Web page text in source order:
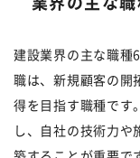
建設業界の主な職種
職は、新規顧客の開
得を目指す職種です
し、自社の技術力や